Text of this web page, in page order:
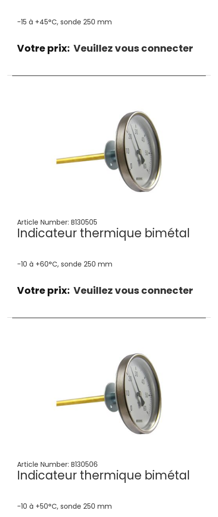
-15 à +45°C, sonde 250 mm
Votre prix: Veuillez vous connecter
Article Number: B130505
Indicateur thermique bimétal
-10 à +60°C, sonde 250 mm
Votre prix: Veuillez vous connecter
Article Number: B130506
Indicateur thermique bimétal
-10 à +50°C, sonde 250 mm